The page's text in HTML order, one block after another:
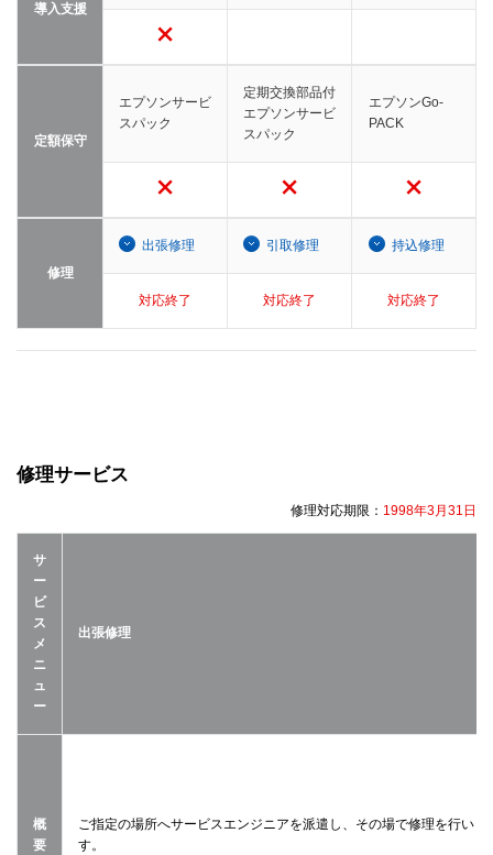
導入支援
定額保守
エプソンサービ
スパック
定期交換部品付
エプソンサービ
スパック
エプソンGo-
PACK
修理
出張修理 引取修理 持込修理
対応終了 対応終了 対応終了
修理サービス
修理対応期限： 1998年3月31日
サ
ー
ビ
ス
メ
ニ
ュ
ー
出張修理
概
要
ご指定の場所へサービスエンジニアを派遣し、その場で修理を行いま
す。